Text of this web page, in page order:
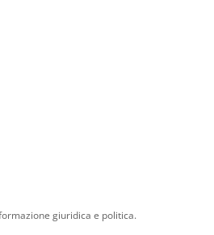
giuridica e politica.